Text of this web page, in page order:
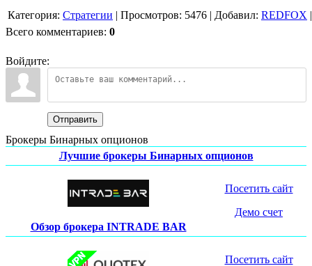
Категория: Стратегии | Просмотров: 5476 | Добавил: REDFOX
Всего комментариев: 0
Войдите:
Отправить
Брокеры Бинарных опционов
Лучшие брокеры Бинарных опционов
Обзор брокера INTRADE BAR
Посетить сайт
Демо счет
Посетить сайт